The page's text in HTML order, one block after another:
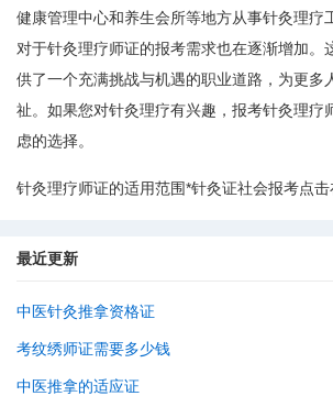
健康管理中心和养生会所等地方从事针灸理疗
对于针灸理疗师证的报考需求也在逐渐增加。
供了一个充满挑战与机遇的职业道路，为更多
祉。如果您对针灸理疗有兴趣，报考针灸理疗
虑的选择。
针灸理疗师证的适用范围*针灸证社会报考点
最近更新
中医针灸推拿资格证
考纹绣师证需要多少钱
中医推拿的适应证